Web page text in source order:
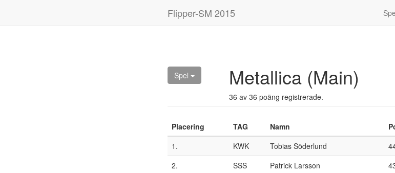
Flipper-SM 2015
Spel Metallica (Main)
36 av 36 poäng registrerade.
Placering TAG Namn
1.
KWK Tobias Söderlund
2. SSS Patrick Larsson